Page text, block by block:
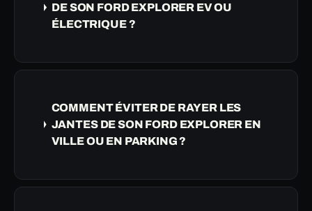
DE SON FORD EXPLORER EV OU
ÉLECTRIQUE ?
COMMENT ÉVITER DE RAYER LES
JANTES DE SON FORD EXPLORER EN
VILLE OU EN PARKING ?